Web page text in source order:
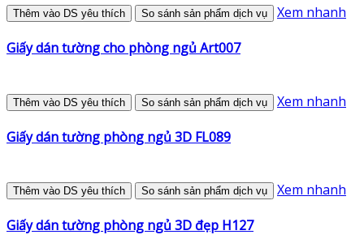
Thêm vào DS yêu thích So sánh sản phẩm dịch vụ Xem nhanh
Giấy dán tường cho phòng ngủ Art007
Thêm vào DS yêu thích So sánh sản phẩm dịch vụ Xem nhanh
Giấy dán tường phòng ngủ 3D FL089
Thêm vào DS yêu thích So sánh sản phẩm dịch vụ Xem nhanh
Giấy dán tường phòng ngủ 3D đẹp H127